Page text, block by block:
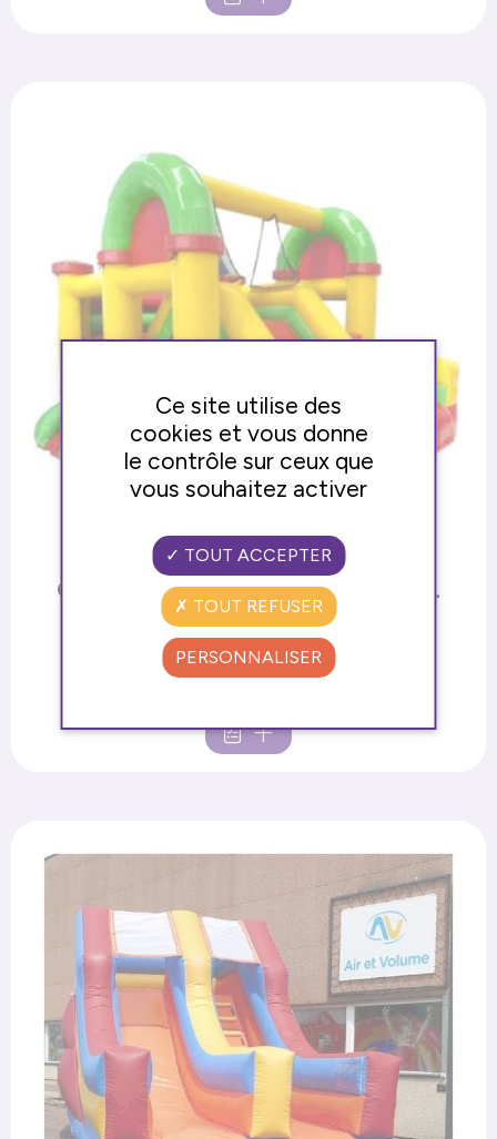
CHÂTEAU GONFLABLE TUNNEL
TOBOGGAN
Le tunnel toboggan ! Le bon compromis entre
toboggan et châteaux gonflables.
Ce site utilise des
cookies et vous donne
le contrôle sur ceux que
vous souhaitez activer
TOUT ACCEPTER
TOUT REFUSER
PERSONNALISER